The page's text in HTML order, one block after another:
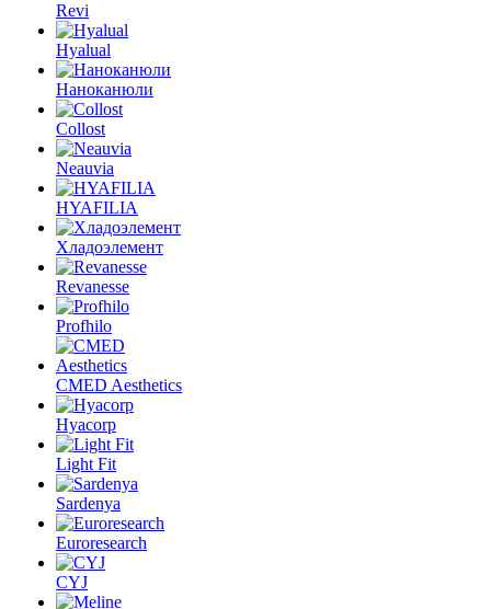
Revi
Hyalual
Наноканюли
Collost
Neauvia
HYAFILIA
Хладоэлемент
Revanesse
Profhilo
CMED Aesthetics
Hyacorp
Light Fit
Sardenya
Euroresearch
CYJ